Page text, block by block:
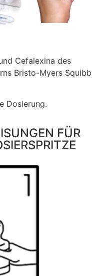
Cefalexina des
Bristo-Myers Squibb
Dosierung.
FÜR